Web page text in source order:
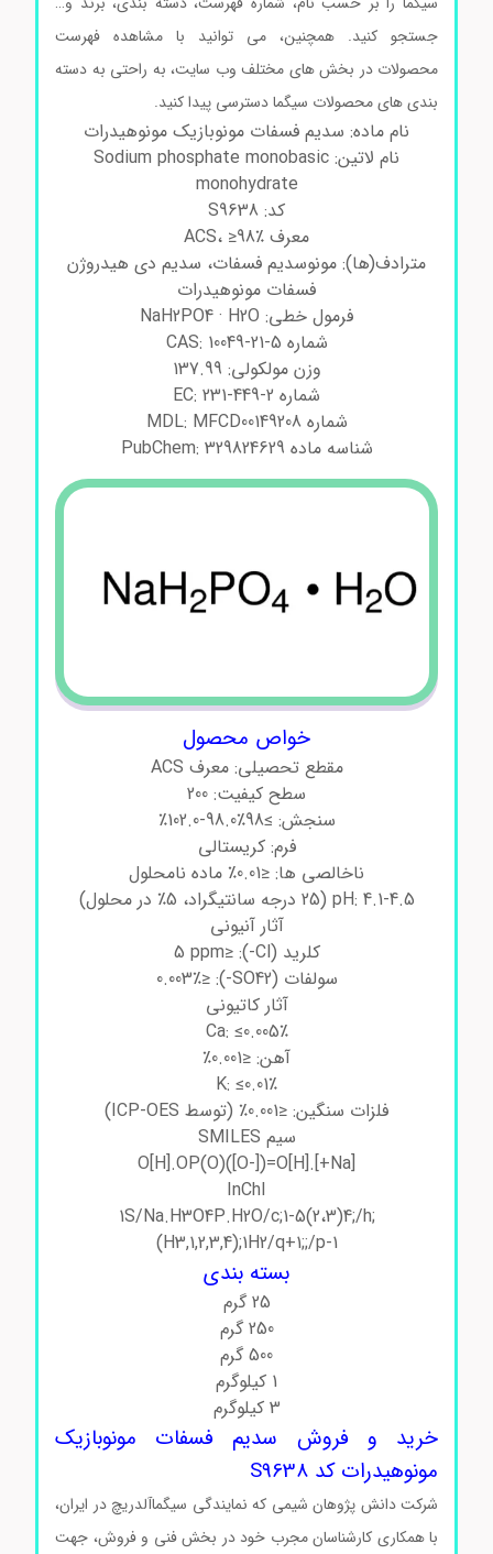
جستجو کنید. همچنین، می توانید با مشاهده فهرست
محصولات در بخش های مختلف وب سایت، به راحتی به دسته
بندی های محصولات سیگما دسترسی پیدا کنید.
نام ماده: سدیم فسفات مونوبازیک مونوهیدرات
نام لاتین: Sodium phosphate monobasic
monohydrate
کد: S9638
معرف ACS، ≥98٪
مترادف(ها): مونوسدیم فسفات، سدیم دی هیدروژن
فسفات مونوهیدرات
فرمول خطی: NaH2PO4 · H2O
شماره CAS: 10049-21-5
وزن مولکولی: 137.99
شماره EC: 231-449-2
شماره MDL: MFCD00149208
شناسه ماده PubChem: 329824629
خواص محصول
مقطع تحصیلی: معرف ACS
سطح کیفیت: 200
سنجش: ≥98٪98.0-102.0٪
فرم: کریستالی
ناخالصی ها: ≤0.01٪ ماده نامحلول
pH: 4.1-4.5 (25 درجه سانتیگراد، 5٪ در محلول)
آثار آنیونی
کلرید (Cl-): ≤5 ppm
سولفات (SO42-): ≤0.003٪
آثار کاتیونی
Ca: ≤0.005٪
آهن: ≤0.001٪
K: ≤0.01٪
فلزات سنگین: ≤0.001٪ (توسط ICP-OES)
سیم SMILES
InChI
1S/Na.H3O4P.H2O/c;1-5(2،3)4;/h;
(H3,1,2,3,4);1H2/q+1;;/p-1
بسته بندی
250 گرم
500 گرم
خرید و فروش سدیم فسفات مونوبازیک
مونوهیدرات کد S9638
شرکت دانش پژوهان شیمی که نمایندگی سیگماآلدریچ در ایران،
با همکاری کارشناسان مجرب خود در بخش فنی و فروش، جهت